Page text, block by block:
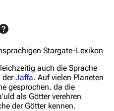
Stargate-Lexikon
auch die Sprache
derJaffa. Auf vielen Planeten
gesprochen, da die
als Götter verehren
der Götter kennen.